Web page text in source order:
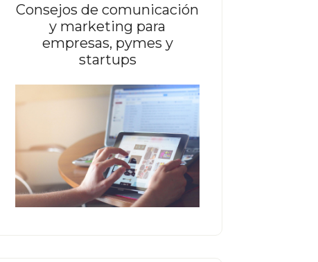
Consejos de comunicación
y marketing para
empresas, pymes y
startups